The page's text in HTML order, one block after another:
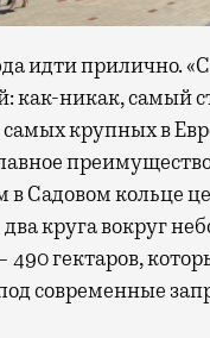
идти прилично.
как-никак, самый
крупных в
в Садовом кольце
круга вокруг
490 гектаров,
современные